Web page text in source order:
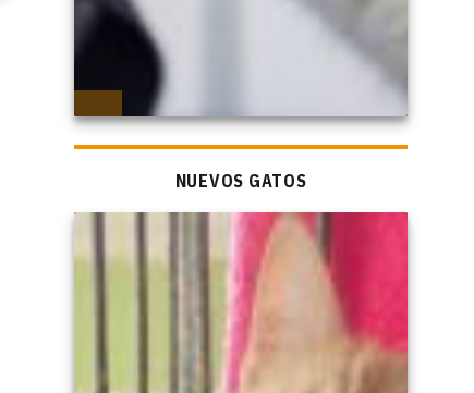
NUEVOS GATOS